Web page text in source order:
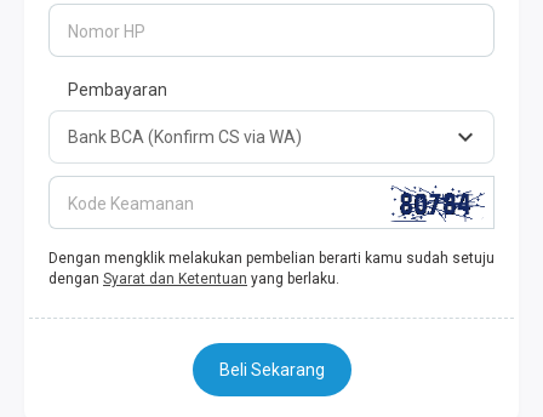
Nomor HP
Pembayaran
Kode Keamanan
Dengan mengklik melakukan pembelian berarti kamu sudah setuju
dengan Syarat dan Ketentuan yang berlaku.
Beli Sekarang